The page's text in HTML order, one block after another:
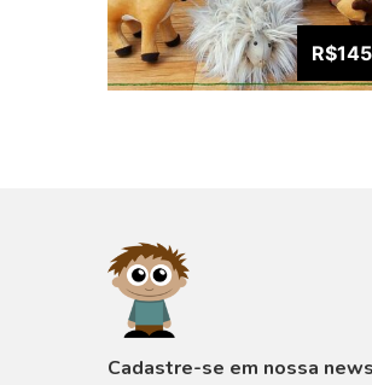
Cadastre-se em nossa